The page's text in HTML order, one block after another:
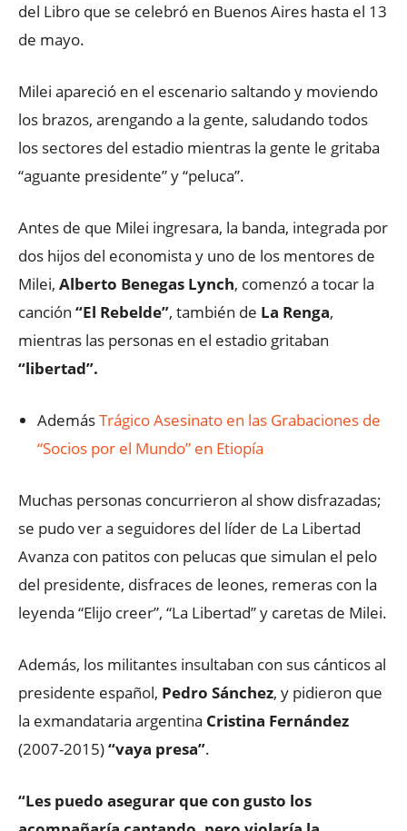
del Libro que se celebró en Buenos Aires hasta el 13
de mayo.
Milei apareció en el escenario saltando y moviendo
los brazos, arengando a la gente, saludando todos
los sectores del estadio mientras la gente le gritaba
“aguante presidente” y “peluca”.
Antes de que Milei ingresara, la banda, integrada por
dos hijos del economista y uno de los mentores de
Milei, Alberto Benegas Lynch, comenzó a tocar la
canción “El Rebelde”, también de La Renga,
mientras las personas en el estadio gritaban
“libertad”.
AdemásTrágico Asesinato en las Grabaciones de
“Socios por el Mundo” en Etiopía
Muchas personas concurrieron al show disfrazadas;
se pudo ver a seguidores del líder de La Libertad
Avanza con patitos con pelucas que simulan el pelo
del presidente, disfraces de leones, remeras con la
leyenda “Elijo creer”, “La Libertad” y caretas de Milei.
Además, los militantes insultaban con sus cánticos al
presidente español, Pedro Sánchez, y pidieron que
la exmandataria argentina Cristina Fernández
(2007-2015)“vaya presa”.
“Les puedo asegurar que con gusto los